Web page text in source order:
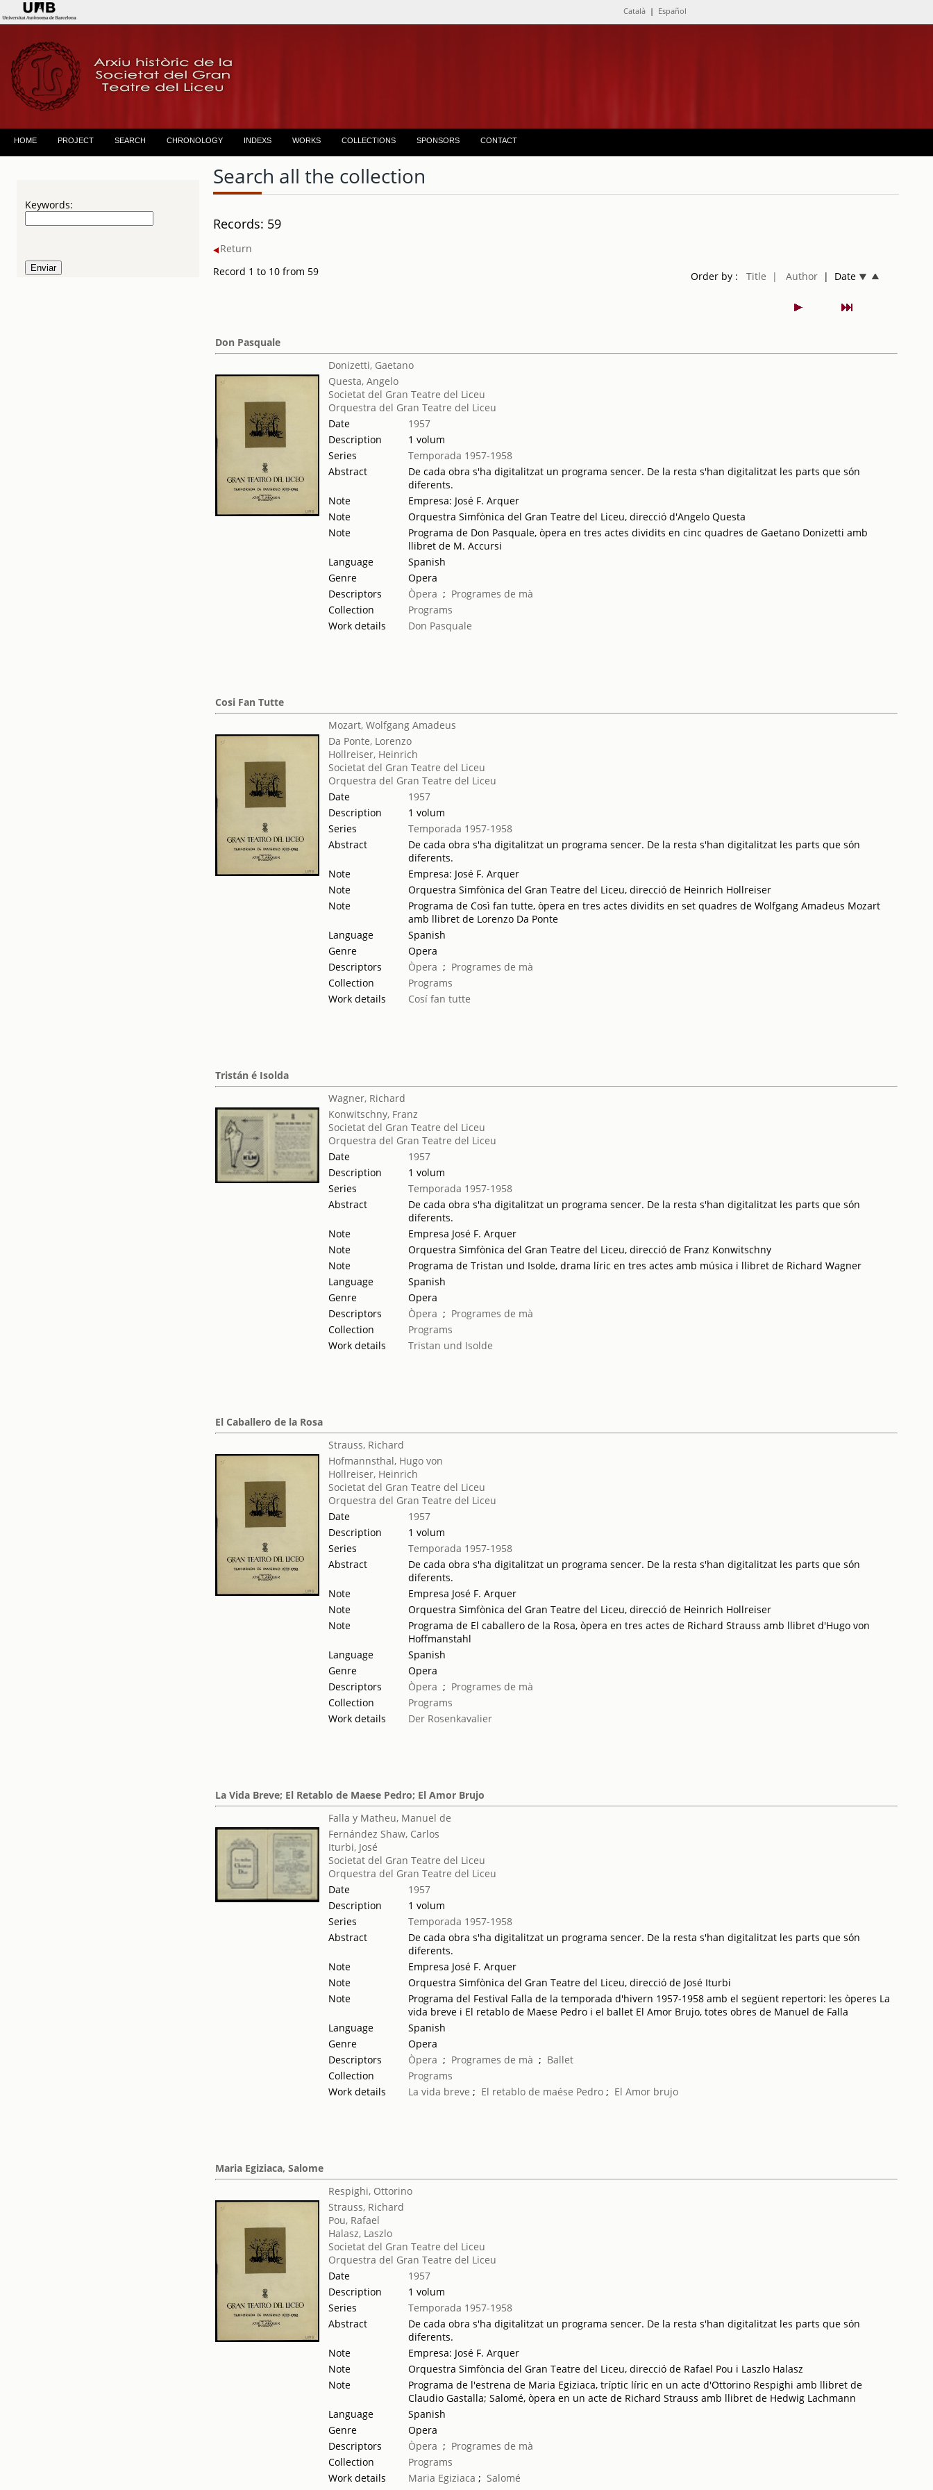
Català | Español
HOME PROJECT SEARCH CHRONOLOGY INDEXS WORKS COLLECTIONS SPONSORS CONTACT
Keywords:
Search all the collection
Records: 59
Return
Record 1 to 10 from 59
Order by : Title | Author| Date
Don Pasquale
Donizetti, Gaetano
Questa, Angelo
Societat del Gran Teatre del Liceu
Orquestra del Gran Teatre del Liceu
Date
1957
Description
1 volum
Series
Temporada 1957-1958
Abstract
De cada obra s'ha digitalitzat un programa sencer. De la resta s'han digitalitzat les parts que són
diferents.
Note
Empresa: José F. Arquer
Note
Orquestra Simfònica del Gran Teatre del Liceu, direcció d'Angelo Questa
Note
Programa de Don Pasquale, òpera en tres actes dividits en cinc quadres de Gaetano Donizetti amb
llibret de M. Accursi
Language
Spanish
Genre
Opera
Descriptors
Òpera ; Programes de mà
Collection
Programs
Work details
Don Pasquale
Cosi Fan Tutte
Mozart, Wolfgang Amadeus
Da Ponte, Lorenzo
Hollreiser, Heinrich
Societat del Gran Teatre del Liceu
Orquestra del Gran Teatre del Liceu
Date
1957
Description
1 volum
Series
Temporada 1957-1958
Abstract
De cada obra s'ha digitalitzat un programa sencer. De la resta s'han digitalitzat les parts que són
diferents.
Note
Empresa: José F. Arquer
Note
Orquestra Simfònica del Gran Teatre del Liceu, direcció de Heinrich Hollreiser
Note
Programa de Così fan tutte, òpera en tres actes dividits en set quadres de Wolfgang Amadeus Mozart
amb llibret de Lorenzo Da Ponte
Language
Spanish
Genre
Opera
Descriptors
Òpera ; Programes de mà
Collection
Programs
Work details
Cosí fan tutte
Tristán é Isolda
Wagner, Richard
Konwitschny, Franz
Societat del Gran Teatre del Liceu
Orquestra del Gran Teatre del Liceu
Date
1957
Description
1 volum
Series
Temporada 1957-1958
Abstract
De cada obra s'ha digitalitzat un programa sencer. De la resta s'han digitalitzat les parts que són
diferents.
Note
Empresa José F. Arquer
Note
Orquestra Simfònica del Gran Teatre del Liceu, direcció de Franz Konwitschny
Note
Programa de Tristan und Isolde, drama líric en tres actes amb música i llibret de Richard Wagner
Language
Spanish
Genre
Opera
Descriptors
Òpera ; Programes de mà
Collection
Programs
Work details
Tristan und Isolde
El Caballero de la Rosa
Strauss, Richard
Hofmannsthal, Hugo von
Hollreiser, Heinrich
Societat del Gran Teatre del Liceu
Orquestra del Gran Teatre del Liceu
Date
1957
Description
1 volum
Series
Temporada 1957-1958
Abstract
De cada obra s'ha digitalitzat un programa sencer. De la resta s'han digitalitzat les parts que són
diferents.
Note
Empresa José F. Arquer
Note
Orquestra Simfònica del Gran Teatre del Liceu, direcció de Heinrich Hollreiser
Note
Programa de El caballero de la Rosa, òpera en tres actes de Richard Strauss amb llibret d'Hugo von
Hoffmanstahl
Language
Spanish
Genre
Opera
Descriptors
Òpera ; Programes de mà
Collection
Programs
Work details
Der Rosenkavalier
La Vida Breve; El Retablo de Maese Pedro; El Amor Brujo
Falla y Matheu, Manuel de
Fernández Shaw, Carlos
Iturbi, José
Societat del Gran Teatre del Liceu
Orquestra del Gran Teatre del Liceu
Date
1957
Description
1 volum
Series
Temporada 1957-1958
Abstract
De cada obra s'ha digitalitzat un programa sencer. De la resta s'han digitalitzat les parts que són
diferents.
Note
Empresa José F. Arquer
Note
Orquestra Simfònica del Gran Teatre del Liceu, direcció de José Iturbi
Note
Programa del Festival Falla de la temporada d'hivern 1957-1958 amb el següent repertori: les òperes La
vida breve i El retablo de Maese Pedro i el ballet El Amor Brujo, totes obres de Manuel de Falla
Language
Spanish
Genre
Opera
Descriptors
Òpera ; Programes de mà ; Ballet
Collection
Programs
Work details
La vida breve ; El retablo de maése Pedro ; El Amor brujo
Maria Egiziaca, Salome
Respighi, Ottorino
Strauss, Richard
Pou, Rafael
Halasz, Laszlo
Societat del Gran Teatre del Liceu
Orquestra del Gran Teatre del Liceu
Date
1957
Description
1 volum
Series
Temporada 1957-1958
Abstract
De cada obra s'ha digitalitzat un programa sencer. De la resta s'han digitalitzat les parts que són
diferents.
Note
Empresa: José F. Arquer
Note
Orquestra Simfòncia del Gran Teatre del Liceu, direcció de Rafael Pou i Laszlo Halasz
Note
Programa de l'estrena de Maria Egiziaca, tríptic líric en un acte d'Ottorino Respighi amb llibret de
Claudio Gastalla; Salomé, òpera en un acte de Richard Strauss amb llibret de Hedwig Lachmann
Language
Spanish
Genre
Opera
Descriptors
Òpera ; Programes de mà
Collection
Programs
Work details
Maria Egiziaca ;Salomé